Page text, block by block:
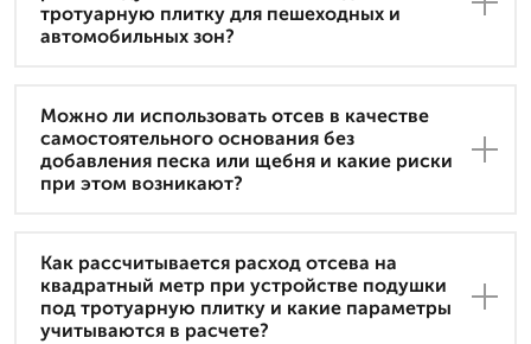
тротуарную плитку для пешеходных и
автомобильных зон?
Можно ли использовать отсев в качестве
самостоятельного основания без
добавления песка или щебня и какие риски
при этом возникают?
Как рассчитывается расход отсева на
квадратный метр при устройстве подушки
под тротуарную плитку и какие параметры
учитываются в расчете?